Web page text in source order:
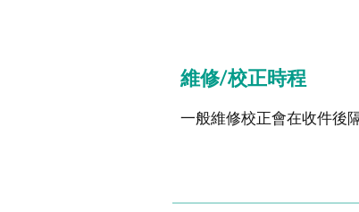
維修/校正時程
一般維修校正會在收件後